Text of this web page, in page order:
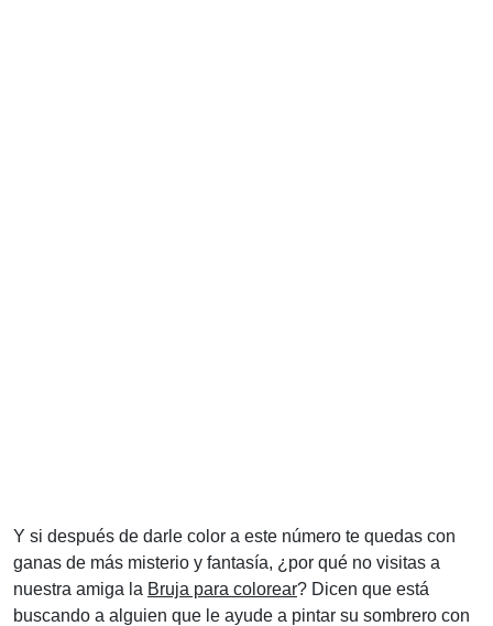
Y si después de darle color a este número te quedas con
ganas de más misterio y fantasía, ¿por qué no visitas a
nuestra amiga la Bruja para colorear? Dicen que está
buscando a alguien que le ayude a pintar su sombrero con